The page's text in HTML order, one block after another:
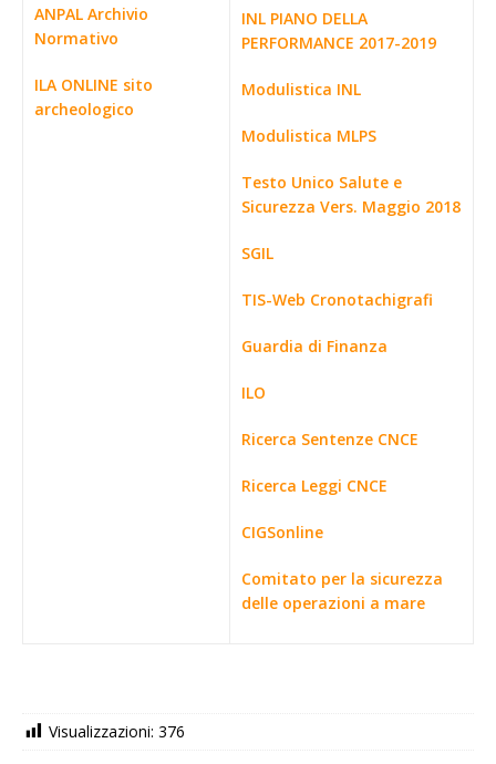
ANPAL Archivio
Normativo
ILA ONLINE sito
archeologico
INL PIANO DELLA
PERFORMANCE 2017-2019
Modulistica INL
Modulistica MLPS
Testo Unico Salute e
Sicurezza Vers. Maggio 2018
SGIL
TIS-Web Cronotachigrafi
Guardia di Finanza
ILO
Ricerca Sentenze CNCE
Ricerca Leggi CNCE
CIGSonline
Comitato per la sicurezza
delle operazioni a mare
Visualizzazioni: 376